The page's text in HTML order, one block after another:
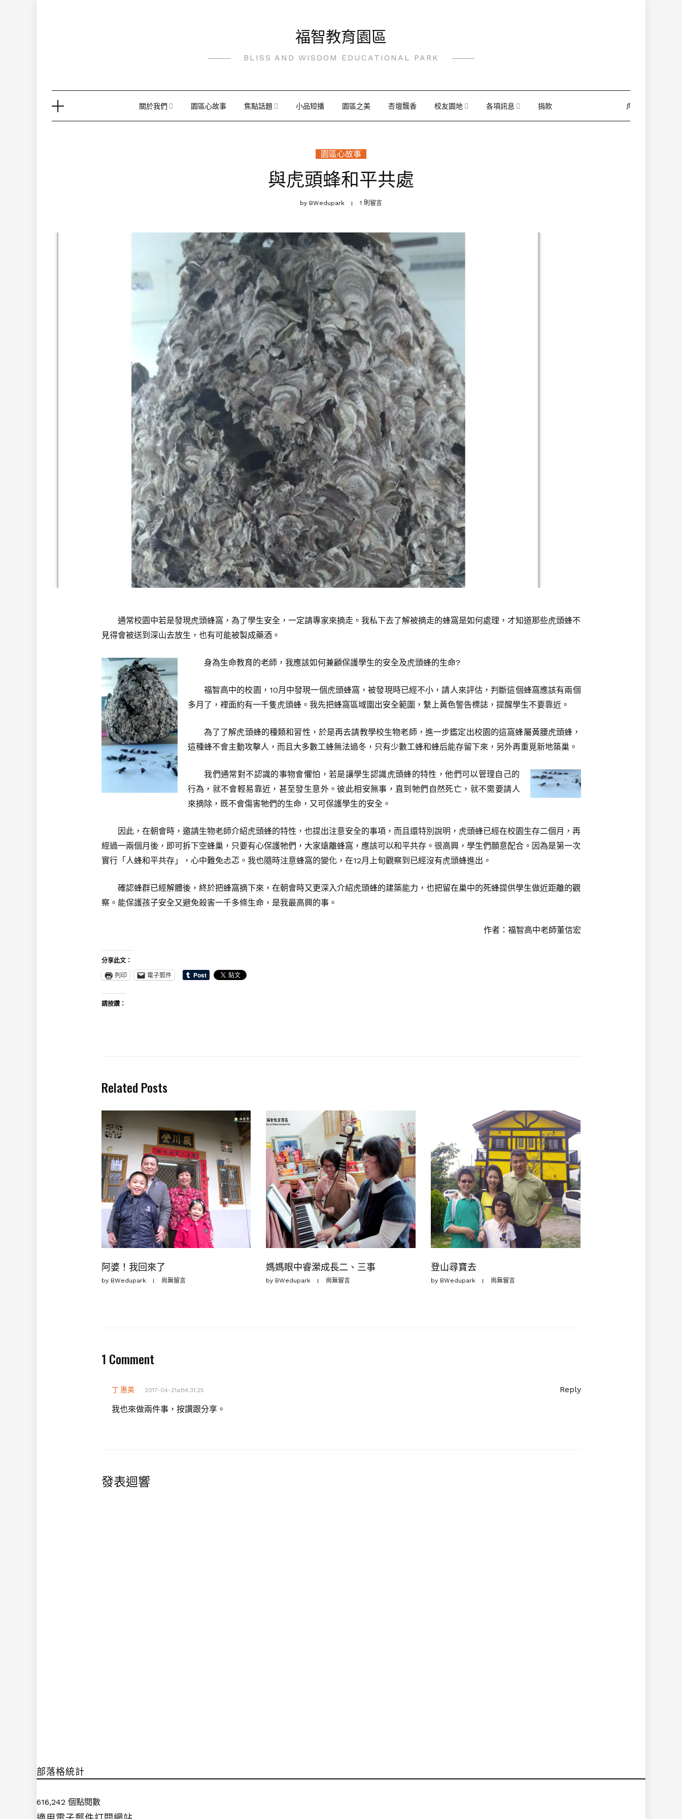
福智教育園區
BLISS AND WISDOM EDUCATIONAL PARK
關於我們 園區心故事 焦點話題 小品短播 園區之美 杏壇飄香 校友園地 各項訊息 捐款
園區心故事
與虎頭蜂和平共處
by BWedupark 1 則留言
通常校園中若是發現虎頭蜂窩，為了學生安全，一定請專家來摘走。我私下去了解被摘走的蜂窩是如何處理，才知道那些虎頭蜂不
見得會被送到深山去放生，也有可能被製成藥酒。
身為生命教育的老師，我應該如何兼顧保護學生的安全及虎頭蜂的生命?
福智高中的校園，10月中發現一個虎頭蜂窩，被發現時已經不小，請人來評估，判斷這個蜂窩應該有兩個
多月了，裡面約有一千隻虎頭蜂。我先把蜂窩區域圍出安全範圍，繫上黃色警告標誌，提醒學生不要靠近。
為了了解虎頭蜂的種類和習性，於是再去請教學校生物老師，進一步鑑定出校園的這窩蜂屬黃腰虎頭蜂，
這種蜂不會主動攻擊人，而且大多數工蜂無法過冬，只有少數工蜂和蜂后能存留下來，另外再重覓新地築巢。
我們通常對不認識的事物會懼怕，若是讓學生認識虎頭蜂的特性，他們可以管理自己的
行為，就不會輕易靠近，甚至發生意外。彼此相安無事，直到牠們自然死亡，就不需要請人
來摘除，既不會傷害牠們的生命，又可保護學生的安全。
因此，在朝會時，邀請生物老師介紹虎頭蜂的特性，也提出注意安全的事項，而且還特別說明，虎頭蜂已經在校園生存二個月，再
經過一兩個月後，即可拆下空蜂巢，只要有心保護牠們，大家遠離蜂窩，應該可以和平共存。很高興，學生們願意配合。因為是第一次
實行「人蜂和平共存」，心中難免忐忑。我也隨時注意蜂窩的變化，在12月上旬觀察到已經沒有虎頭蜂進出。
確認蜂群已經解體後，終於把蜂窩摘下來，在朝會時又更深入介紹虎頭蜂的建築能力，也把留在巢中的死蜂提供學生做近距離的觀
察。能保護孩子安全又避免殺害一千多條生命，是我最高興的事。
作者：福智高中老師董信宏
分享此文：
列印
電子郵件
請按讚：
Related Posts
阿婆！我回來了
byBWedupark 尚無留言
媽媽眼中睿瀠成長二、三事
by BWedupark 尚無留言
登山尋寶去
by BWedupark 尚無留言
1 Comment
丁 惠美 2017-04-21at14:31:25 Reply
我也來做兩件事，按讚跟分享。
發表迴響
部落格統計
616,242 個點閱數